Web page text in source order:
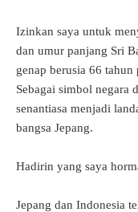
Izinkan saya untuk
dan umur panjang Sri
genap berusia 66
Sebagai simbol negara
senantiasa menjadi
bangsa Jepang.
Hadirin yang saya
Jepang dan Indonesia